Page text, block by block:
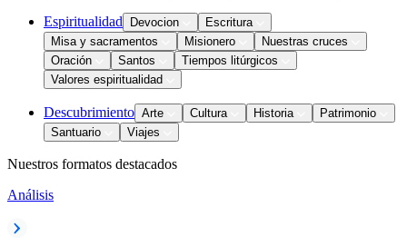
Espiritualidad Devocion
Escritura
Misa y sacramentos
Misionero
Nuestras cruces
Oración
Santos
Tiempos litúrgicos
Valores espiritualidad
Descubrimiento Arte Cultura Historia
Patrimonio
Santuario
Viajes
Nuestros formatos destacados
Análisis